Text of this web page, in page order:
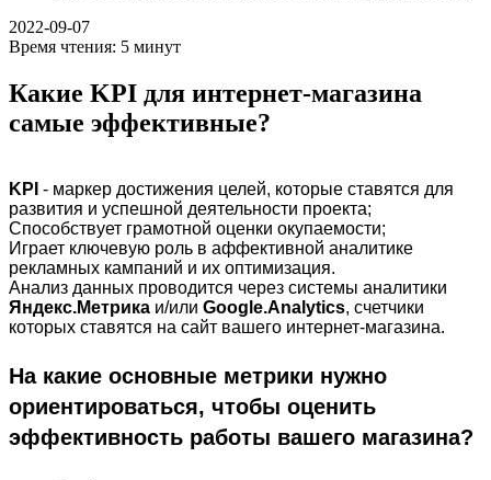
2022-09-07
Время чтения: 5 минут
Какие KPI для интернет-магазина
самые эффективные?
KPI - маркер достижения целей, которые ставятся для
развития и успешной деятельности проекта;
Способствует грамотной оценки окупаемости;
Играет ключевую роль в аффективной аналитике
рекламных кампаний и их оптимизация.
Анализ данных проводится через системы аналитики
Яндекс.Метрика и/или Google.Analytics, счетчики
которых ставятся на сайт вашего интернет-магазина.
На какие основные метрики нужно
ориентироваться, чтобы оценить
эффективность работы вашего магазина?